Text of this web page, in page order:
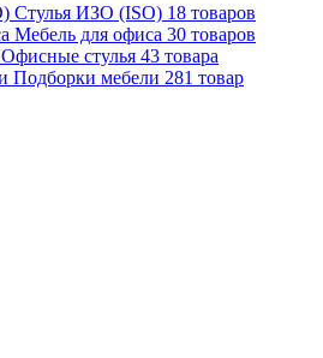
Стулья ИЗО (ISO) 18 товаров
Мебель для офиса 30 товаров
Офисные стулья 43 товара
Подборки мебели 281 товар